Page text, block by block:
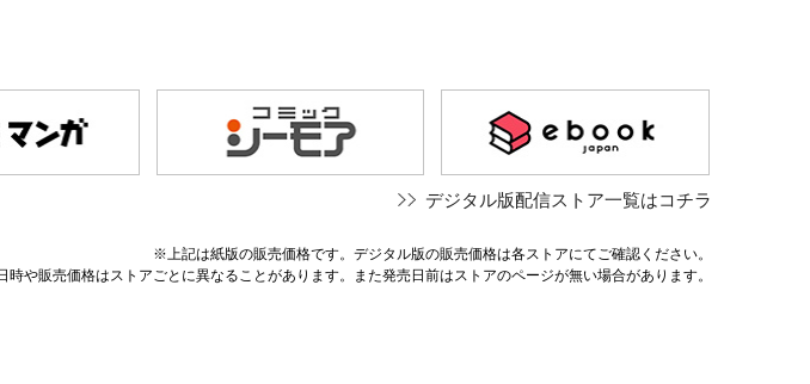
デジタル版配信ストア一覧はコチラ
※上記は紙版の販売価格です。デジタル版の販売価格は各ストアにてご確認ください。
や販売価格はストアごとに異なることがあります。また発売日前はストアのページが無い場合があります。